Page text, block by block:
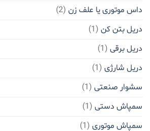
داس موتوری یا علف زن (2)
دریل بتن کن (1)
دریل برقی (1)
دریل شارژی (1)
سشوار صنعتی (1)
سمپاش دستی (1)
سمپاش موتوری (1)